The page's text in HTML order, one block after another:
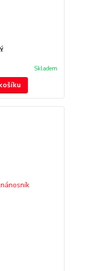
Skladem